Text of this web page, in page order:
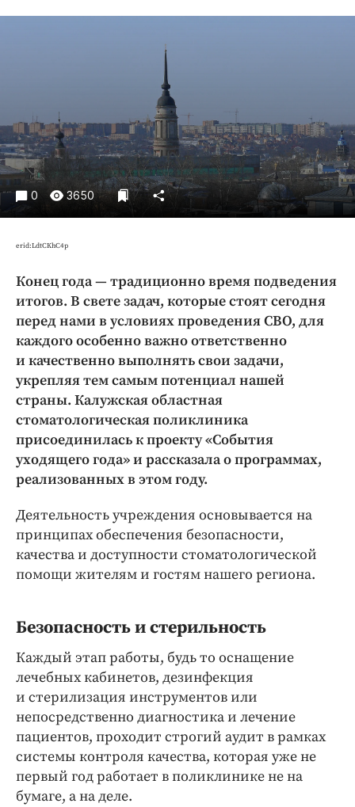
Недвижимость и ЖКХ
Погода
Праздники
Происшествия
Спорт
Блоги
Издания
Медиаперсона
Интересное чтиво
Клиника года
Бренд года
Работодатель года
0 3650
erid:LdtCKhC4p
Конец года — традиционно время подведения
итогов. В свете задач, которые стоят сегодня
перед нами в условиях проведения СВО, для
каждого особенно важно ответственно
и качественно выполнять свои задачи,
укрепляя тем самым потенциал нашей
страны. Калужская областная
стоматологическая поликлиника
присоединилась к проекту «События
уходящего года» и рассказала о программах,
реализованных в этом году.
Деятельность учреждения основывается на
принципах обеспечения безопасности,
качества и доступности стоматологической
помощи жителям и гостям нашего региона.
Безопасность и стерильность
Каждый этап работы, будь то оснащение
лечебных кабинетов, дезинфекция
и стерилизация инструментов или
непосредственно диагностика и лечение
пациентов, проходит строгий аудит в рамках
системы контроля качества, которая уже не
первый год работает в поликлинике не на
бумаге, а на деле.